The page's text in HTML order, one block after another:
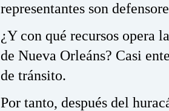
representantes son
¿Y con qué recursos opera
de Nueva Orleáns? Casi
de tránsito.
Por tanto, después del